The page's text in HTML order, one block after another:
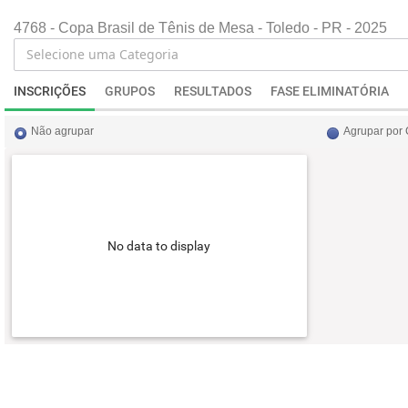
4768 - Copa Brasil de Tênis de Mesa - Toledo - PR - 2025
INSCRIÇÕES GRUPOS RESULTADOS FASE ELIMINATÓRIA
Não agrupar Agrupar por
No data to display